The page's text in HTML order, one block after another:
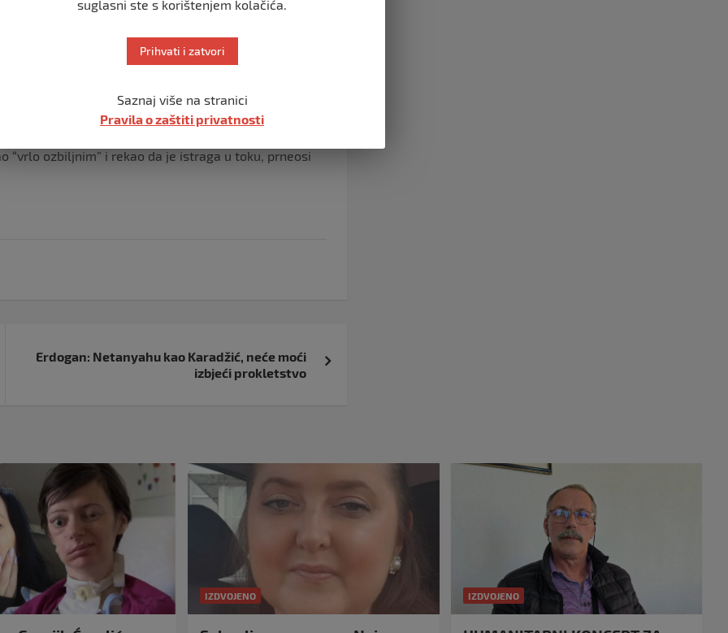
za palestinske civile“, rekao je Macron na
na “preciznim obavještajnim podacima”,
što su ispaljene iz područja Rafaha.
“vrlo ozbiljnim” i rekao da je istraga u toku, prneosi
Erdogan: Netanyahu kao Karadžić, neće moći
izbjeći prokletstvo
IZDVOJENO IZDVOJENO
suglasni ste s korištenjem kolačića.
Prihvati i zatvori
Saznaj više na stranici
Pravila o zaštiti privatnosti